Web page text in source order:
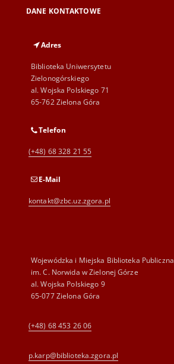
DANE KONTAKTOWE
Adres
Biblioteka Uniwersytetu
Zielonogórskiego
al. Wojska Polskiego 71
65-762 Zielona Góra
Telefon
(+48) 68 328 21 55
E-Mail
kontakt@zbc.uz.zgora.pl
Wojewódzka i Miejska Biblioteka Publiczna
im. C. Norwida w Zielonej Górze
al. Wojska Polskiego 9
65-077 Zielona Góra
(+48) 68 453 26 06
p.karp@biblioteka.zgora.pl